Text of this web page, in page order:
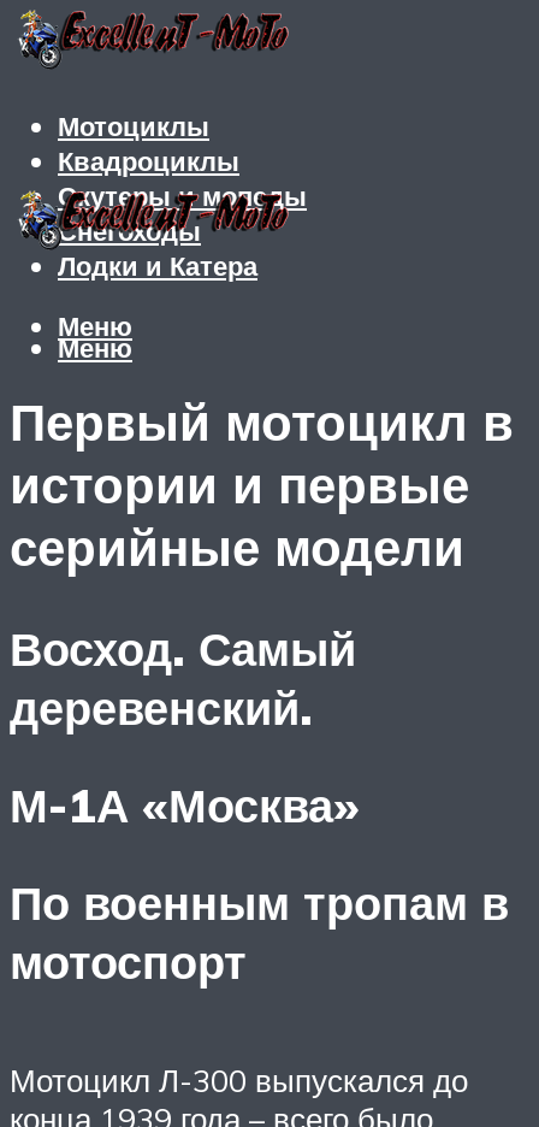
Мотоциклы
Квадроциклы
Скутеры и мопеды
Снегоходы
Лодки и Катера
Меню
Меню
Первый мотоцикл в
истории и первые
серийные модели
Восход. Самый
деревенский.
М-1А «Москва»
По военным тропам в
мотоспорт
Мотоцикл Л-300 выпускался до
конца 1939 года – всего было